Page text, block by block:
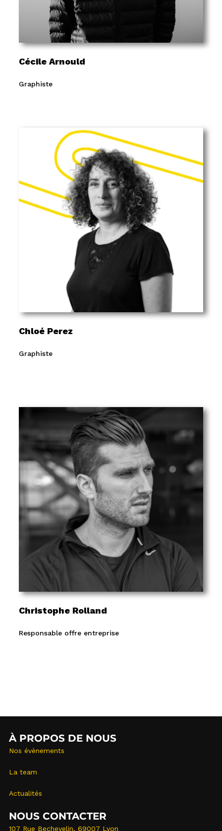
Cécile Arnould
Graphiste
Chloé Perez
Graphiste
Christophe Rolland
Responsable offre entreprise
À PROPOS DE NOUS
Nos évènements
La team
Actualités
NOUS CONTACTER
107 Rue Bechevelin, 69007 Lyon